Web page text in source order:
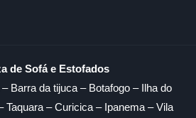
de Sofá e Estofados
Barra da tijuca – Botafogo – Ilha do
Taquara – Curicica – Ipanema – Vila